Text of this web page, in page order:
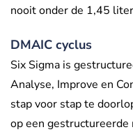
nooit onder de 1,45
DMAIC cyclus
Six Sigma is
Analyse, Improve en
stap voor stap te
op een gestructureerde